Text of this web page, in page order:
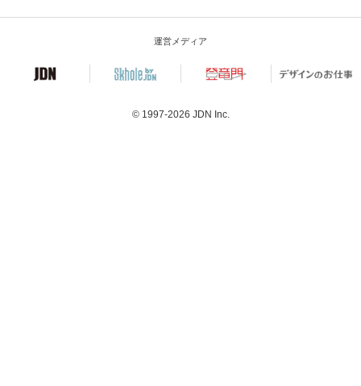
運営メディア
© 1997-2026 JDN Inc.